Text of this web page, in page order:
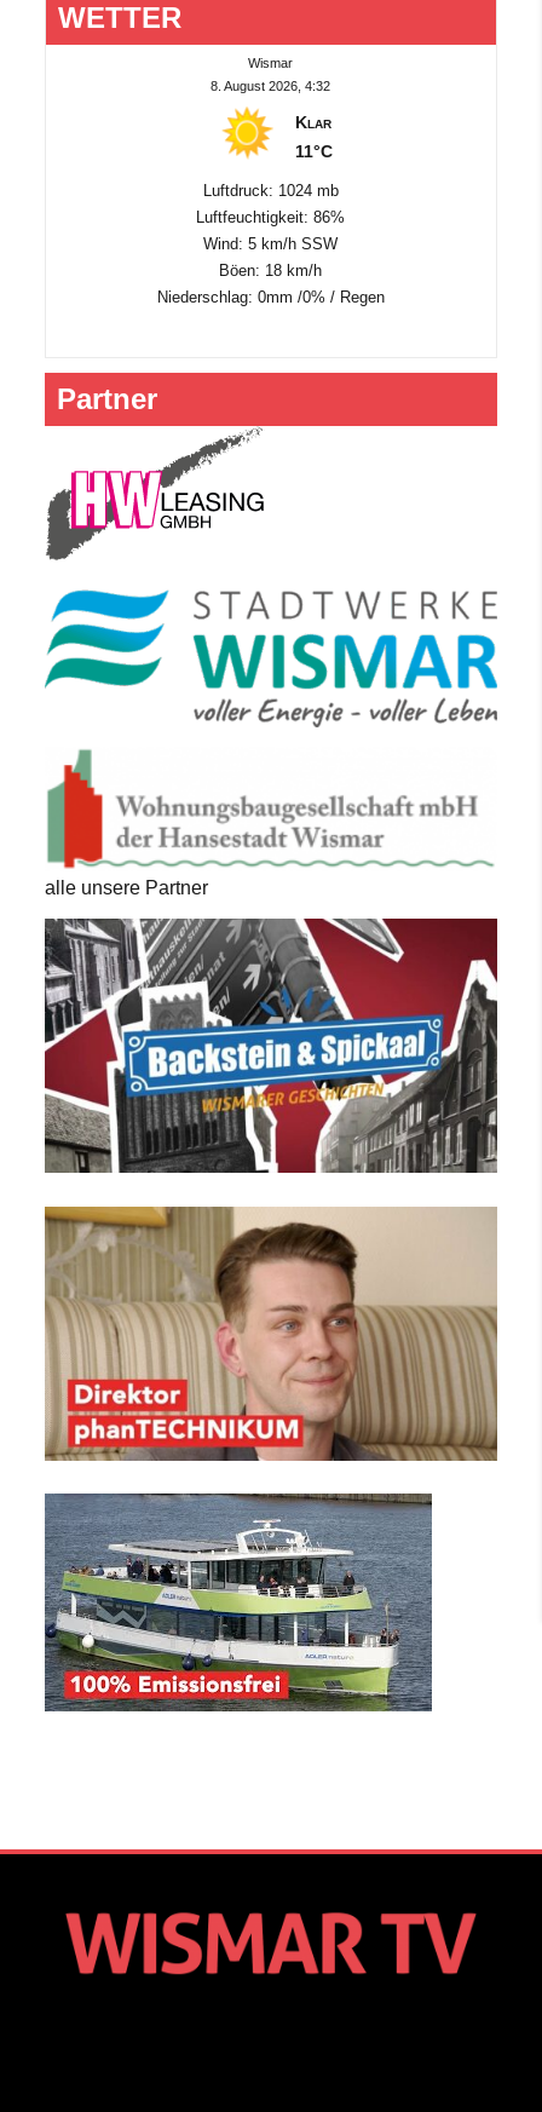
WETTER
Wismar
8. August 2026, 4:32
Klar
11°C
Luftdruck: 1024 mb
Luftfeuchtigkeit: 86%
Wind: 5 km/h SSW
Böen: 18 km/h
Niederschlag: 0mm /0% / Regen
Partner
alle unsere Partner